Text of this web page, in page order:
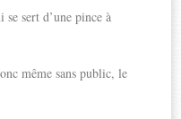
sert d’une pince à
même sans public, le